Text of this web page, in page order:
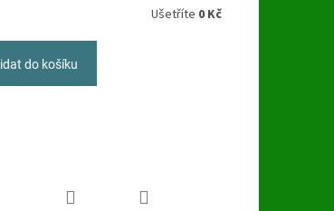
Ušetříte 0 Kč
do košíku